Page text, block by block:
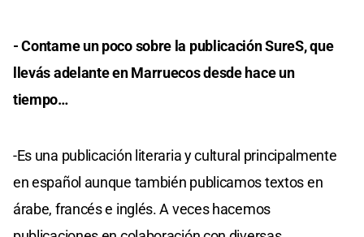
- Contame un poco sobre la publicación SureS, que
llevás adelante en Marruecos desde hace un
tiempo…
-Es una publicación literaria y cultural principalmente
en español aunque también publicamos textos en
árabe, francés e inglés. A veces hacemos